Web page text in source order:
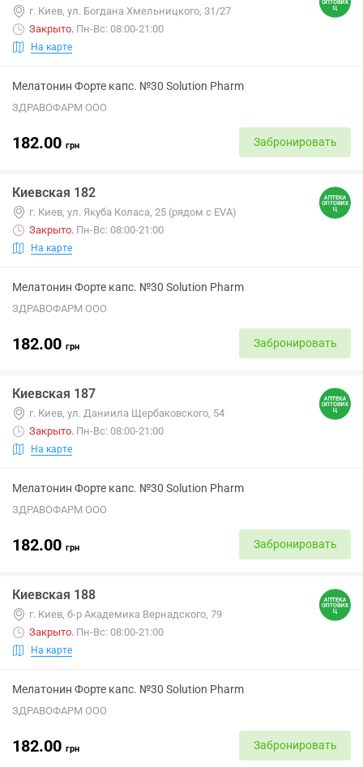
г. Киев, ул. Богдана Хмельницкого, 31/27
Закрыто. Пн-Вс: 08:00-21:00
На карте
Мелатонин Форте капс. №30 Solution Pharm
ЗДРАВОФАРМ ООО
182.00 грн Забронировать
Киевская 182
г. Киев, ул. Якуба Коласа, 25 (рядом с EVA)
Закрыто. Пн-Вс: 08:00-21:00
На карте
Мелатонин Форте капс. №30 Solution Pharm
ЗДРАВОФАРМ ООО
182.00 грн Забронировать
Киевская 187
г. Киев, ул. Даниила Щербаковского, 54
Закрыто. Пн-Вс: 08:00-21:00
На карте
Мелатонин Форте капс. №30 Solution Pharm
ЗДРАВОФАРМ ООО
182.00 грн Забронировать
Киевская 188
г. Киев, б-р Академика Вернадского, 79
Закрыто. Пн-Вс: 08:00-21:00
На карте
Мелатонин Форте капс. №30 Solution Pharm
ЗДРАВОФАРМ ООО
182.00 грн Забронировать